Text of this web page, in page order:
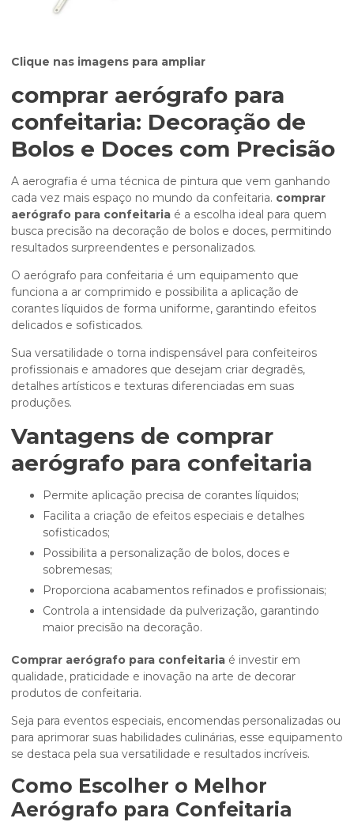
Clique nas imagens para ampliar
comprar aerógrafo para
confeitaria: Decoração de
Bolos e Doces com Precisão
A aerografia é uma técnica de pintura que vem ganhando
cada vez mais espaço no mundo da confeitaria. comprar
aerógrafo para confeitaria é a escolha ideal para quem
busca precisão na decoração de bolos e doces, permitindo
resultados surpreendentes e personalizados.
O aerógrafo para confeitaria é um equipamento que
funciona a ar comprimido e possibilita a aplicação de
corantes líquidos de forma uniforme, garantindo efeitos
delicados e sofisticados.
Sua versatilidade o torna indispensável para confeiteiros
profissionais e amadores que desejam criar degradês,
detalhes artísticos e texturas diferenciadas em suas
produções.
Vantagens de comprar
aerógrafo para confeitaria
Permite aplicação precisa de corantes líquidos;
Facilita a criação de efeitos especiais e detalhes
sofisticados;
Possibilita a personalização de bolos, doces e
sobremesas;
Proporciona acabamentos refinados e profissionais;
Controla a intensidade da pulverização, garantindo
maior precisão na decoração.
Comprar aerógrafo para confeitaria é investir em
qualidade, praticidade e inovação na arte de decorar
produtos de confeitaria.
Seja para eventos especiais, encomendas personalizadas ou
para aprimorar suas habilidades culinárias, esse equipamento
se destaca pela sua versatilidade e resultados incríveis.
Como Escolher o Melhor
Aerógrafo para Confeitaria